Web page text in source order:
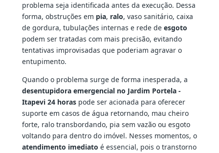
problema seja identificada antes da execução. Dessa
forma, obstruções em pia, ralo, vaso sanitário, caixa
de gordura, tubulações internas e rede de esgoto
podem ser tratadas com mais precisão, evitando
tentativas improvisadas que poderiam agravar o
entupimento.
Quando o problema surge de forma inesperada, a
desentupidora emergencial no Jardim Portela -
Itapevi 24 horaspode ser acionada para oferecer
suporte em casos de água retornando, mau cheiro
forte, ralo transbordando, pia sem vazão ou esgoto
voltando para dentro do imóvel. Nesses momentos, o
atendimento imediato é essencial, pois o transtorno